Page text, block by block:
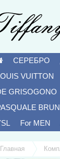
СЕРЕБРО
VUITTON
GRISOGONO
For MEN
Главная